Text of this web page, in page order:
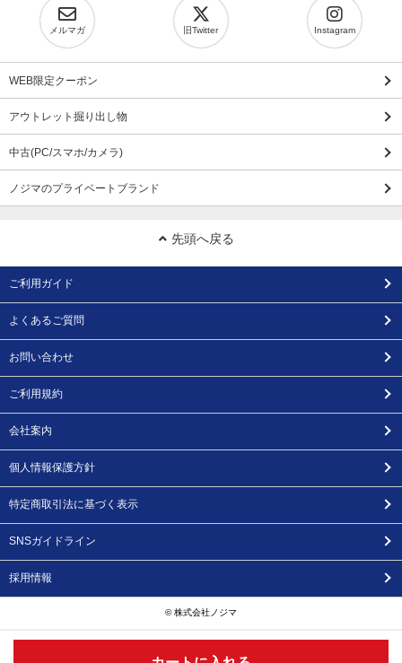
メルマガ 旧Twitter Instagram
WEB限定クーポン
アウトレット掘り出し物
中古(PC/スマホ/カメラ)
ノジマのプライベートブランド
先頭へ戻る
ご利用ガイド
よくあるご質問
お問い合わせ
ご利用規約
会社案内
個人情報保護方針
特定商取引法に基づく表示
SNSガイドライン
採用情報
© 株式会社ノジマ